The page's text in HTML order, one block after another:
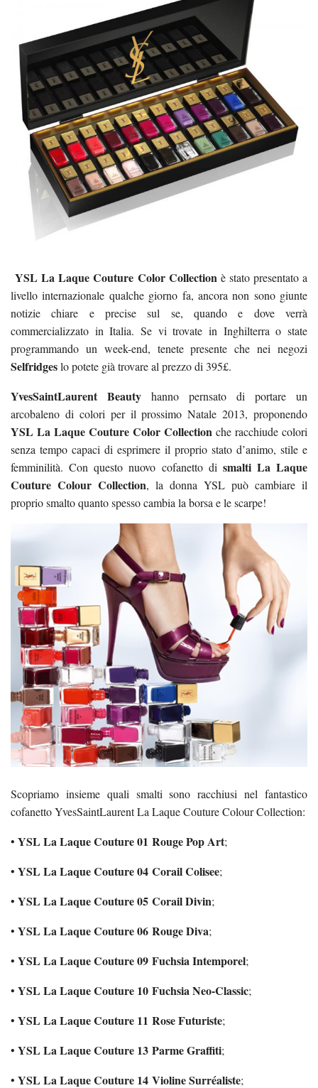
YSL La Laque Couture Color Collectionè stato presentato a
livello internazionale qualche giorno fa, ancora non sono giunte
notizie chiare e precise sul se, quando e dove verrà
commercializzato in Italia. Se vi trovate in Inghilterra o state
programmando un week-end, tenete presente che nei negozi
Selfridgeslo potete già trovare al prezzo di 395£.
YvesSaintLaurent Beauty hanno pernsato di portare un
arcobaleno di colori per il prossimo Natale 2013, proponendo
YSL La Laque Couture Color Collection che racchiude colori
senza tempo capaci di esprimere il proprio stato d’animo, stile e
femminilità. Con questo nuovo cofanetto di smalti La Laque
Couture Colour Collection, la donna YSL può cambiare il
proprio smalto quanto spesso cambia la borsa e le scarpe!
Scopriamo insieme quali smalti sono racchiusi nel fantastico
cofanetto YvesSaintLaurent La Laque Couture Colour Collection:
• YSL La Laque Couture 01 Rouge Pop Art;
• YSL La Laque Couture 04 Corail Colisee;
• YSL La Laque Couture 05 Corail Divin;
• YSL La Laque Couture 06 Rouge Diva;
• YSL La Laque Couture 09 Fuchsia Intemporel;
• YSL La Laque Couture 10 Fuchsia Neo-Classic;
• YSL La Laque Couture 11 Rose Futuriste;
• YSL La Laque Couture 13 Parme Graffiti;
• YSL La Laque Couture 14 Violine Surréaliste;